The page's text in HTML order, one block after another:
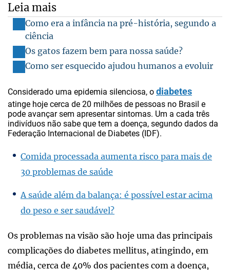
Leia mais
Como era a infância na pré-história, segundo a
ciência
Os gatos fazem bem para nossa saúde?
Como ser esquecido ajudou humanos a evoluir
Considerado uma epidemia silenciosa, o diabetes
atinge hoje cerca de 20 milhões de pessoas no Brasil e
pode avançar sem apresentar sintomas. Um a cada três
indivíduos não sabe que tem a doença, segundo dados da
Federação Internacional de Diabetes (IDF).
Comida processada aumenta risco para mais de
30 problemas de saúde
A saúde além da balança: é possível estar acima
do peso e ser saudável?
Os problemas na visão são hoje uma das principais
complicações do diabetes mellitus, atingindo, em
média, cerca de 40% dos pacientes com a doença,